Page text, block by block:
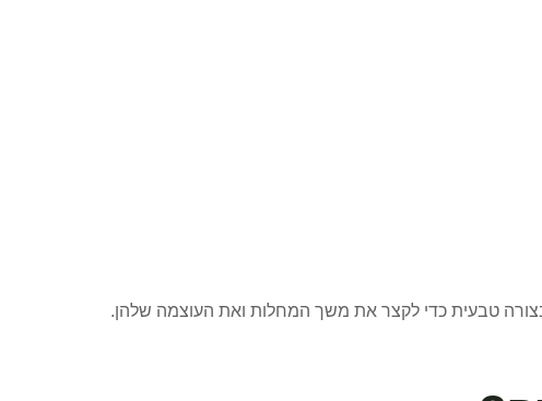
טבעית כדי לקצר את משך המחלות ואת העוצמה שלהן.